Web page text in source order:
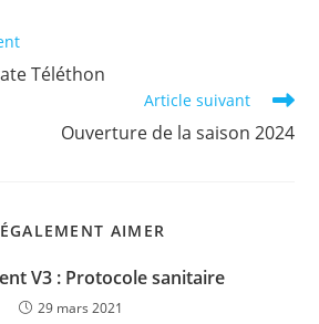
Téléthon
Article suivant
Ouverture de la saison 2024
AIMER
V3 : Protocole sanitaire
29 mars 2021